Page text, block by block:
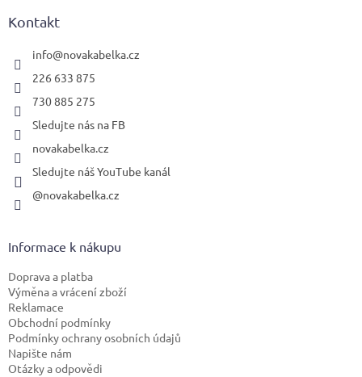
Kontakt
info@novakabelka.cz
226 633 875
730 885 275
Sledujte nás na FB
novakabelka.cz
Sledujte náš YouTube kanál
@novakabelka.cz
Informace k nákupu
Doprava a platba
Výměna a vrácení zboží
Reklamace
Obchodní podmínky
Podmínky ochrany osobních údajů
Napište nám
Otázky a odpovědi